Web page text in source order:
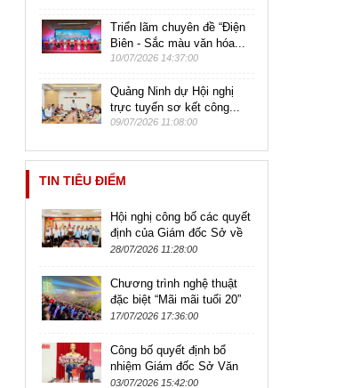
Triển lãm chuyên đề “Điện
Biên - Sắc màu văn hóa...
10/07/2026 14:37:00
Quảng Ninh dự Hội nghị
trực tuyến sơ kết công...
09/07/2026 11:08:00
TIN TIÊU ĐIỂM
Hội nghị công bố các quyết
định của Giám đốc Sở về
công tác cán bộ thuộc
thuật và...
28/07/2026 11:28:00
Chương trình nghệ thuật
đặc biệt “Mãi mãi tuổi 20”
kỷ niệm 79 năm Ngày
17/07/2026 17:36:00
Công bố quyết định bổ
nhiệm Giám đốc Sở Văn
hóa, Thể thao và Du lịch
03/07/2026 15:42:00